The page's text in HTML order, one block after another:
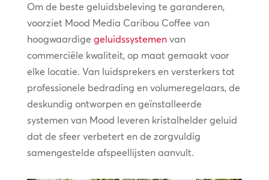
Om de beste geluidsbeleving te garanderen,
voorziet Mood Media Caribou Coffee van
hoogwaardige geluidssystemenvan
commerciële kwaliteit, op maat gemaakt voor
elke locatie. Van luidsprekers en versterkers tot
professionele bedrading en volumeregelaars, de
deskundig ontworpen en geïnstalleerde
systemen van Mood leveren kristalhelder geluid
dat de sfeer verbetert en de zorgvuldig
samengestelde afspeellijsten aanvult.